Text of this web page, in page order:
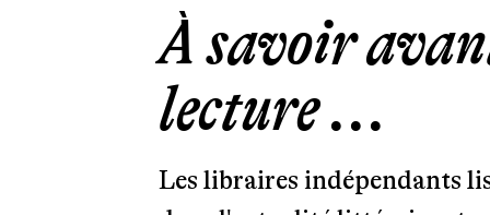
À savoir
lecture ...
Les libraires indépendants